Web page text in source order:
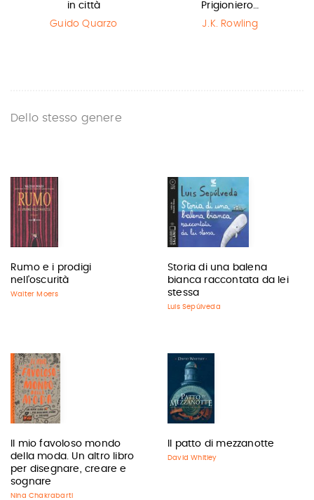
in città
Guido Quarzo
Prigioniero…
J.K. Rowling
Dello stesso genere
Rumo e i prodigi
nell'oscurità
Walter Moers
Storia di una balena
bianca raccontata da lei
stessa
Luis Sepúlveda
Il mio favoloso mondo
della moda. Un altro libro
per disegnare, creare e
sognare
Nina Chakrabarti
Il patto di mezzanotte
David Whitley